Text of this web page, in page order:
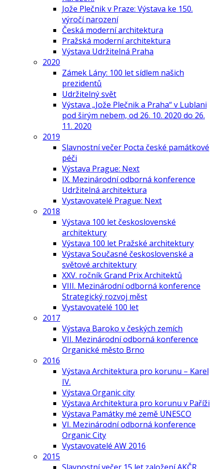
Jože Plečnik v Praze: Výstava ke 150.
výročí narození
Česká moderní architektura
Pražská moderní architektura
Výstava Udržitelná Praha
2020
Zámek Lány: 100 let sídlem našich
prezidentů
Udržitelný svět
Výstava „Jože Plečnik a Praha“ v Lublani
pod širým nebem, od 26. 10. 2020 do 26.
11. 2020
2019
Slavnostní večer Pocta české památkové
péči
Výstava Prague: Next
IX. Mezinárodní odborná konference
Udržitelná architektura
Vystavovatelé Prague: Next
2018
Výstava 100 let československé
architektury
Výstava 100 let Pražské architektury
Výstava Současné československé a
světové architektury
XXV. ročník Grand Prix Architektů
VIII. Mezinárodní odborná konference
Strategický rozvoj měst
Vystavovatelé 100 let
2017
Výstava Baroko v českých zemích
VII. Mezinárodní odborná konference
Organické město Brno
2016
Výstava Architektura pro korunu – Karel
IV.
Výstava Organic city
Výstava Architektura pro korunu v Paříži
Výstava Památky mé země UNESCO
VI. Mezinárodní odborná konference
Organic City
Vystavovatelé AW 2016
2015